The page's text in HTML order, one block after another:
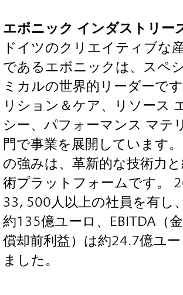
エボニック インダストリー
ドイツのクリエイティブな
であるエボニックは、スペ
ミカルの世界的リーダーで
リション＆ケア、リソース
シー、パフォーマンス マテ
門で事業を展開しています
の強みは、革新的な技術力
術プラットフォームです。
33, 500人以上の社員を有し
約135億ユーロ、EBITDA（
償却前利益）は約24.7億ユ
ました。